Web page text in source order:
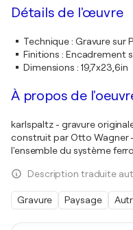
Détails de l'œuvre
Technique: Gravure sur
Finitions : Encadrement
Dimensions : 19,7x23,6in
À propos de
karlspaltz - gravure
construit par Otto Wagner
l'ensemble du système
Description traduite
Gravure Paysage